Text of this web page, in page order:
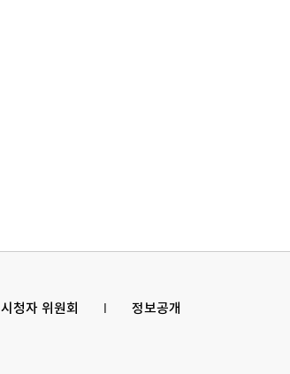
시청자 위원회 l 정보공개